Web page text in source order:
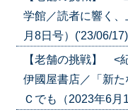
学館／読者に響く
月8日号）('23/06/17)
【老舗の挑戦】 <
伊國屋書店／「新
Ｃでも（2023年6月